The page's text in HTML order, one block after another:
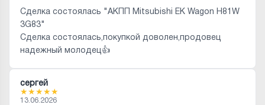
Сделка состоялась "АКПП Mitsubishi EK Wagon H81W
3G83"
Сделка состоялась,покупкой доволен,продовец
надежный молодец👍
сергей
★★★★★
13.06.2026